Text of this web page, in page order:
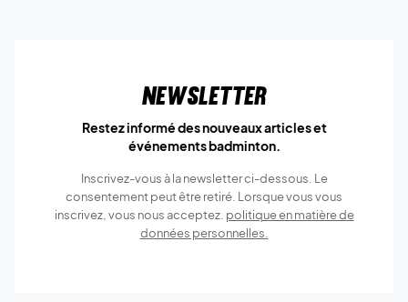
Newsletter
Restez informé des nouveaux articles et
événements badminton.
Inscrivez-vous à la newsletter ci-dessous. Le
consentement peut être retiré. Lorsque vous vous
inscrivez, vous nous acceptez. politique en matière de
données personnelles.